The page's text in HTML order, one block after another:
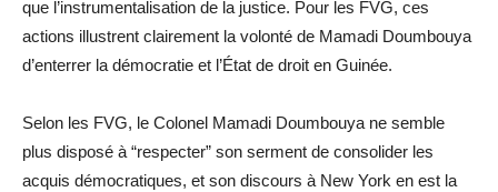
que l’instrumentalisation de la justice. Pour les FVG, ces
actions illustrent clairement la volonté de Mamadi Doumbouya
d’enterrer la démocratie et l’État de droit en Guinée.
Selon les FVG, le Colonel Mamadi Doumbouya ne semble
plus disposé à “respecter” son serment de consolider les
acquis démocratiques, et son discours à New York en est la